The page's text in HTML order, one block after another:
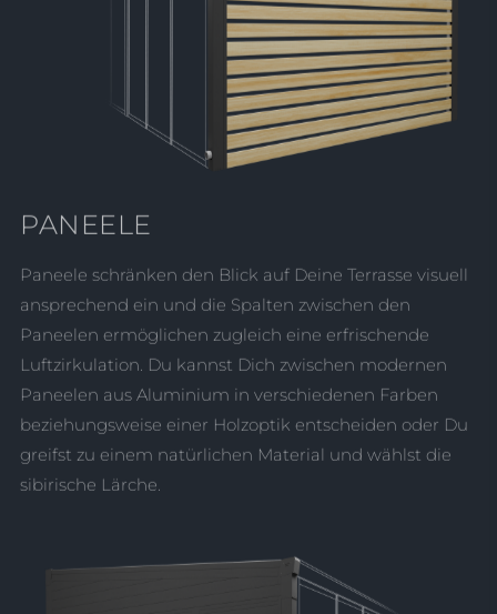
PANEELE
Paneele schränken den Blick auf Deine Terrasse visuell
ansprechend ein und die Spalten zwischen den
Paneelen ermöglichen zugleich eine erfrischende
Luftzirkulation. Du kannst Dich zwischen modernen
Paneelen aus Aluminium in verschiedenen Farben
beziehungsweise einer Holzoptik entscheiden oder Du
greifst zu einem natürlichen Material und wählst die
sibirische Lärche.